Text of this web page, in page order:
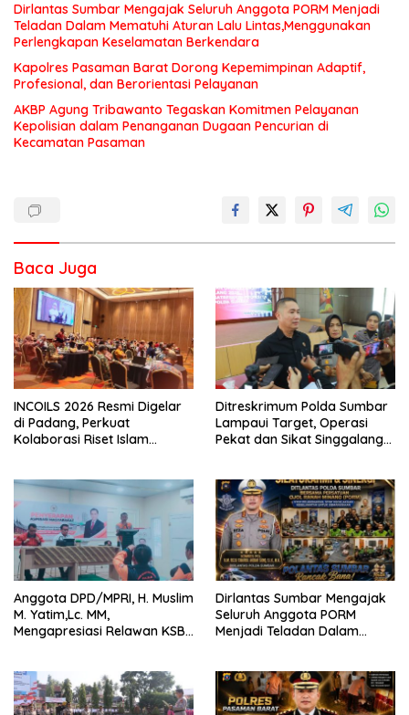
Dirlantas Sumbar Mengajak Seluruh Anggota PORM Menjadi
Teladan Dalam Mematuhi Aturan Lalu Lintas,Menggunakan
Perlengkapan Keselamatan Berkendara
Kapolres Pasaman Barat Dorong Kepemimpinan Adaptif,
Profesional, dan Berorientasi Pelayanan
AKBP Agung Tribawanto Tegaskan Komitmen Pelayanan
Kepolisian dalam Penanganan Dugaan Pencurian di
Kecamatan Pasaman
Baca Juga
INCOILS 2026 Resmi Digelar
di Padang, Perkuat
Kolaborasi Riset Islam
Ditreskrimum Polda Sumbar
Lampaui Target, Operasi
Pekat dan Sikat Singgalang
Anggota DPD/MPRI, H. Muslim
M. Yatim,Lc. MM,
Mengapresiasi Relawan KSB
Bencana
Dirlantas Sumbar Mengajak
Seluruh Anggota PORM
Menjadi Teladan Dalam
Perlengkapan Keselamatan
Berkendara